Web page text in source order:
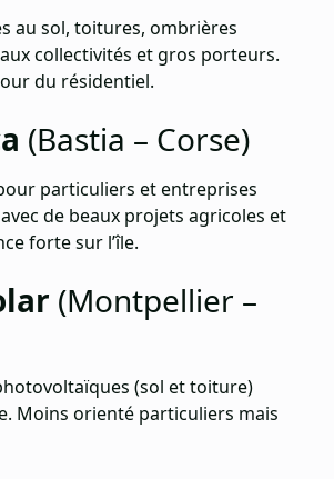
au sol, toitures, ombrières
collectivités et gros porteurs.
du résidentiel.
(Bastia – Corse)
particuliers et entreprises
de beaux projets agricoles et
forte sur l’île.
(Montpellier –
(sol et toiture)
Moins orienté particuliers mais